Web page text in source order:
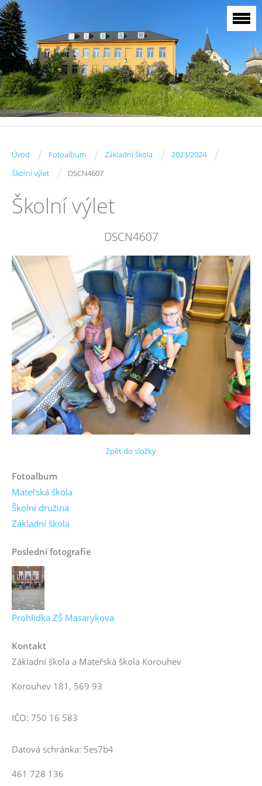
Úvod / Fotoalbum / Základní škola / 2023/2024 /
Školní výlet / DSCN4607
Školní výlet
DSCN4607
Zpět do složky
Fotoalbum
Mateřská škola
Školní družina
Základní škola
Poslední fotografie
Prohlídka ZŠ Masarykova
Kontakt
Základní škola a Mateřská škola Korouhev
Korouhev 181, 569 93
IČO: 750 16 583
Datová schránka: 5es7b4
461 728 136